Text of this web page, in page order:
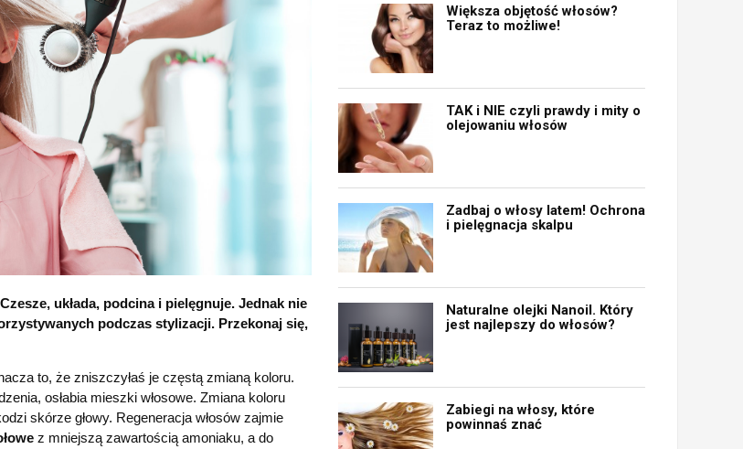
układa, podcina i pielęgnuje. Jednak nie
podczas stylizacji. Przekonaj się,
to, że zniszczyłaś je częstą zmianą koloru.
osłabia mieszki włosowe. Zmiana koloru
skórze głowy. Regeneracja włosów zajmie
z mniejszą zawartością amoniaku, a do
Większa objętość włosów?
Teraz to możliwe!
TAK i NIE czyli prawdy i mity o
olejowaniu włosów
Zadbaj o włosy latem! Ochrona
i pielęgnacja skalpu
Naturalne olejki Nanoil. Który
jest najlepszy do włosów?
Zabiegi na włosy, które
powinnaś znać